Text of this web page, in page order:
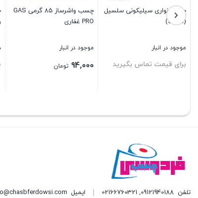
چسب نواری سیلیکونی سلسیل
(Selsil)
موجود در انبار
برای قیمت تماس بگیرید
چسب واشرساز 85 گرمی GAS
PRO غفاری
موجود در انبار
94,000 تومان
تلفن 09121940188
,
02166760321 ایمیل